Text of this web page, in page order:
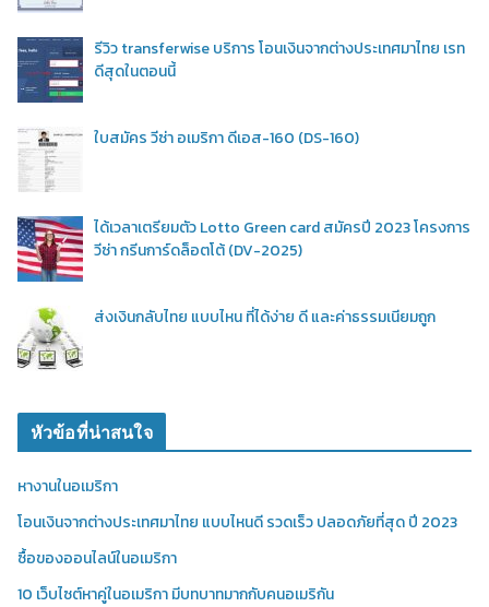
รีวิว transferwise บริการ โอนเงินจากต่างประเทศมาไทย เรท
ดีสุดในตอนนี้
ใบสมัคร วีซ่า อเมริกา ดีเอส-160 (DS-160)
ได้เวลาเตรียมตัว Lotto Green card สมัครปี 2023 โครงการ
วีซ่า กรีนการ์ดล็อตโต้ (DV-2025)
ส่งเงินกลับไทย แบบไหน ที่ได้ง่าย ดี และค่าธรรมเนียมถูก
หัวข้อที่น่าสนใจ
หางานในอเมริกา
โอนเงินจากต่างประเทศมาไทย แบบไหนดี รวดเร็ว ปลอดภัยที่สุด ปี 2023
ซื้อของออนไลน์ในอเมริกา
10 เว็บไซต์หาคู่ในอเมริกา มีบทบาทมากกับคนอเมริกัน